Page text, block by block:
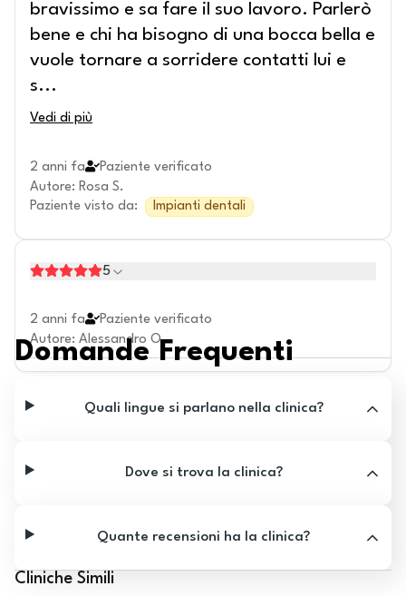
bravissimo e sa fare il suo lavoro. Parlerò
bene e chi ha bisogno di una bocca bella e
vuole tornare a sorridere contatti lui e
s...
Vedi di più
2 anni fa
Paziente verificato
Autore: Rosa S.
Paziente visto da: Impianti dentali
5
2 anni fa
Paziente verificato
Autore: Alessandro O.
Domande Frequenti
Quali lingue si parlano nella clinica?
Dove si trova la clinica?
Quante recensioni ha la clinica?
Cliniche Simili